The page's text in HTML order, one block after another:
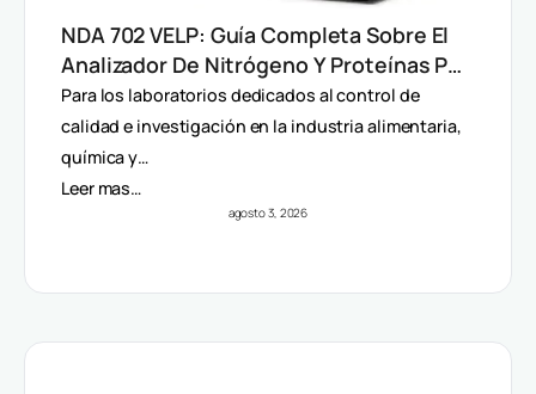
NDA 702 VELP: Guía Completa Sobre El
Analizador De Nitrógeno Y Proteínas Por
Método Dumas
Para los laboratorios dedicados al control de
calidad e investigación en la industria alimentaria,
química y…
Leer mas…
agosto 3, 2026